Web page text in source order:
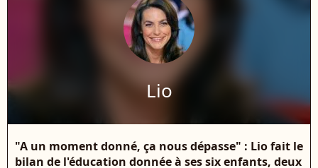
Lio
"A un moment donné, ça nous dépasse" : Lio fait le
bilan de l'éducation donnée à ses six enfants, deux